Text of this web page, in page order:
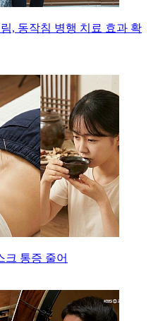
, 동작침 병행 치료 효과 확
크 통증 줄어